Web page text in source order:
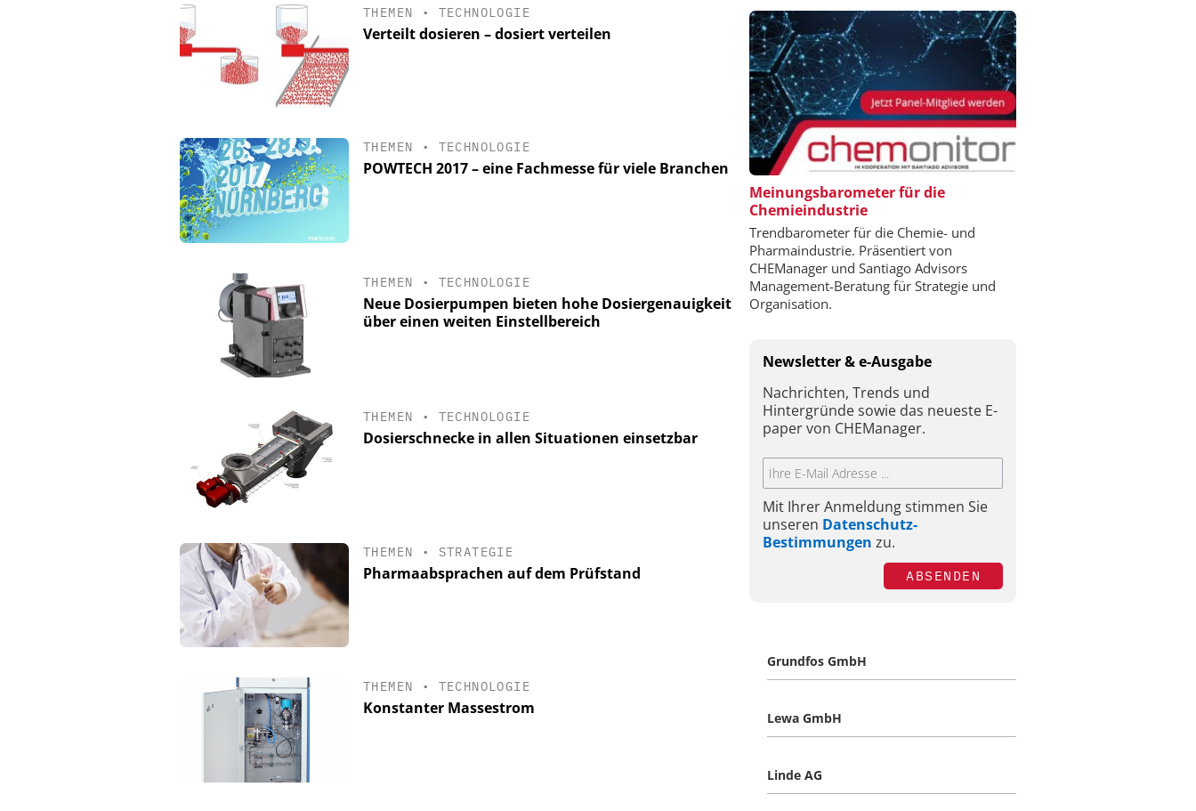
THEMEN • TECHNOLOGIE
Verteilt dosieren – dosiert verteilen
THEMEN • TECHNOLOGIE
POWTECH 2017 – eine Fachmesse für viele Branchen
THEMEN • TECHNOLOGIE
Neue Dosierpumpen bieten hohe Dosiergenauigkeit
über einen weiten Einstellbereich
THEMEN • TECHNOLOGIE
Dosierschnecke in allen Situationen einsetzbar
THEMEN • STRATEGIE
Pharmaabsprachen auf dem Prüfstand
THEMEN • TECHNOLOGIE
Konstanter Massestrom
Meinungsbarometer für die
Chemieindustrie
Trendbarometer für die Chemie- und
Pharmaindustrie. Präsentiert von
CHEManager und Santiago Advisors
Management-Beratung für Strategie und
Organisation.
Newsletter & e-Ausgabe
Nachrichten, Trends und
Hintergründe sowie das neueste E-
paper von CHEManager.
Mit Ihrer Anmeldung stimmen Sie
unseren Datenschutz-
Bestimmungen zu.
ABSENDEN
Grundfos GmbH
Lewa GmbH
Linde AG